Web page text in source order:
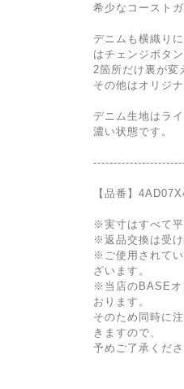
希少なコースト
デニムも横織り
はチェンジボタン
2箇所だけ裏が変
その他はオリジナ
デニム生地はラ
濃い状態です。
【品番】
※実寸はすべて平
※返品交換は受け
※ご使用されて
ざいます。
※当店のBASEオ
おります。
そのため同時に
きますので、
予めご了承くださ